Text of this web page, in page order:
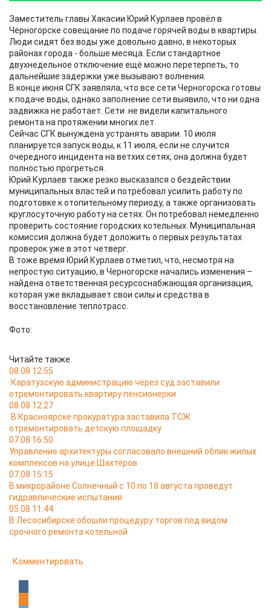
Заместитель главы Хакасии Юрий Курлаев провёл в
Черногорске совещание по подаче горячей воды в квартиры.
Люди сидят без воды уже довольно давно, в некоторых
районах города - больше месяца. Если стандартное
двухнедельное отключение ещё можно перетерпеть, то
дальнейшие задержки уже вызывают волнения.
В конце июня СГК заявляла, что все сети Черногорска готовы
к подаче воды, однако заполнение сети выявило, что ни одна
задвижка не работает. Сети не видели капитального
ремонта на протяжении многих лет.
Сейчас СГК вынуждена устранять аварии. 10 июля
планируется запуск воды, к 11 июля, если не случится
очередного инцидента на ветхих сетях, она должна будет
полностью прогреться.
Юрий Курлаев также резко высказался о бездействии
муниципальных властей и потребовал усилить работу по
подготовке к отопительному периоду, а также организовать
круглосуточную работу на сетях. Он потребовал немедленно
проверить состояние городских котельных. Муниципальная
комиссия должна будет доложить о первых результатах
проверок уже в этот четверг.
В тоже время Юрий Курлаев отметил, что, несмотря на
непростую ситуацию, в Черногорске начались изменения –
найдена ответственная ресурсоснабжающая организация,
которая уже вкладывает свои силы и средства в
восстановление теплотрасс.
Фото:
Читайте также
08.08 12:55
Каратузскую администрацию через суд заставили
отремонтировать квартиру пенсионерки
08.08 12:27
В Красноярске прокуратура заставила ТСЖ
отремонтировать детскую площадку
07.08 16:50
Управление архитектуры согласовало внешний облик жилых
комплексов на улице Шахтёров
07.08 15:15
В микрорайоне Солнечный с 10 по 18 августа проведут
гидравлические испытания
05.08 11:44
В Лесосибирске обошли процедуру торгов под видом
срочного ремонта котельной
Комментировать